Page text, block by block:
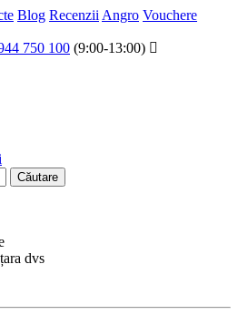
Blog Recenzii Angro Vouchere
750 100 (9:00-13:00)
Căutare
dvs